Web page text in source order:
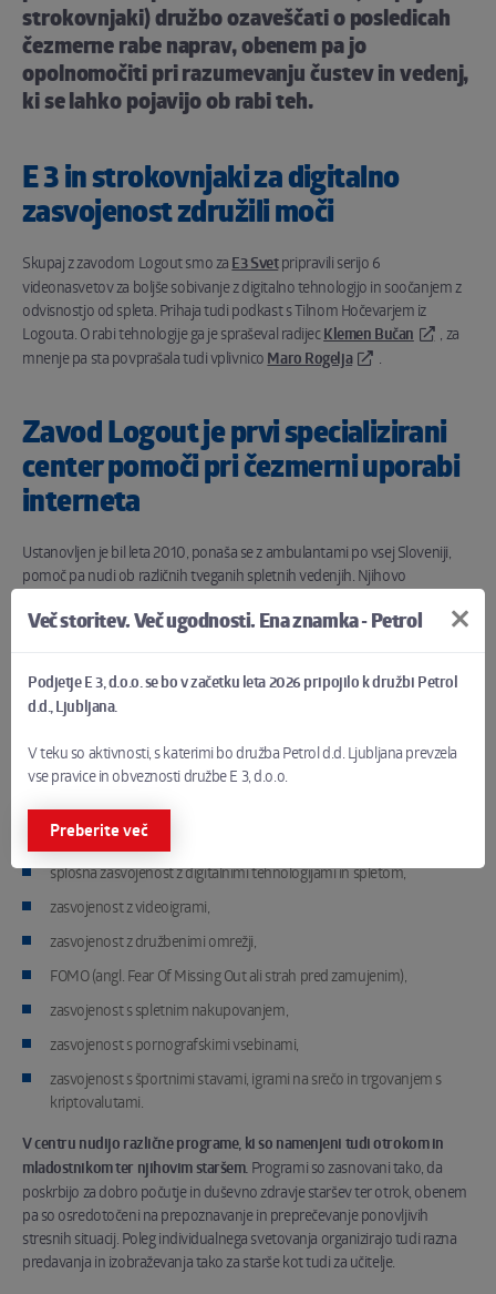
strokovnjaki) družbo ozaveščati o posledicah
čezmerne rabe naprav, obenem pa jo
opolnomočiti pri razumevanju čustev in vedenj,
ki se lahko pojavijo ob rabi teh.
E 3 in strokovnjaki za digitalno
zasvojenost združili moči
Skupaj z zavodom Logout smo za E3 Svetpripravili serijo 6
videonasvetov za boljše sobivanje z digitalno tehnologijo in soočanjem z
odvisnostjo od spleta. Prihaja tudi podkast s Tilnom Hočevarjem iz
Logouta. O rabi tehnologije ga je spraševal radijecKlemen Bučan
, za
mnenje pa sta povprašala tudi vplivnico Maro Rogelja .
Zavod Logout je prvi specializirani
center pomoči pri čezmerni uporabi
interneta
Ustanovljen je bil leta 2010, ponaša se z ambulantami po vsej Sloveniji,
pomoč pa nudi ob različnih tveganih spletnih vedenjih. Njihovo
zagotavljanjem zdravljenja, pomoči, obveščanjem, izobraževanjem in
Kaj pa počnejo strokovnjaki centra
Logout?
Pomagajo ljudem pri težavah, kot so:
splošna zasvojenost z digitalnimi tehnologijami in spletom,
zasvojenost z videoigrami,
zasvojenost z družbenimi omrežji,
FOMO (angl. Fear Of Missing Out ali strah pred zamujenim),
zasvojenost s spletnim nakupovanjem,
zasvojenost s pornografskimi vsebinami,
zasvojenost s športnimi stavami, igrami na srečo in trgovanjem s
kriptovalutami.
V centru nudijo različne programe, ki so namenjeni tudi otrokom in
mladostnikom ter njihovim staršem. Programi so zasnovani tako, da
poskrbijo za dobro počutje in duševno zdravje staršev ter otrok, obenem
pa so osredotočeni na prepoznavanje in preprečevanje ponovljivih
stresnih situacij. Poleg individualnega svetovanja organizirajo tudi razna
predavanja in izobraževanja tako za starše kot tudi za učitelje.
Več storitev. Več ugodnosti. Ena znamka - Petrol
Podjetje E 3, d.o.o. se bo v začetku leta 2026 pripojilo k družbi Petrol
d.d., Ljubljana.
V teku so aktivnosti, s katerimi bo družba Petrol d.d. Ljubljana prevzela
vse pravice in obveznosti družbe E 3, d.o.o.
Preberite več